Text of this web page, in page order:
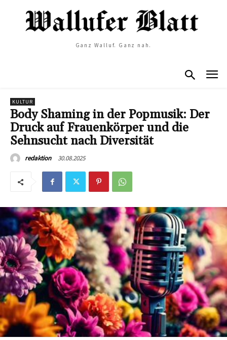
Ganz Walluf. Ganz nah.
KULTUR
Body Shaming in der Popmusik: Der
Druck auf Frauenkörper und die
Sehnsucht nach Diversität
redaktion 30.08.2025